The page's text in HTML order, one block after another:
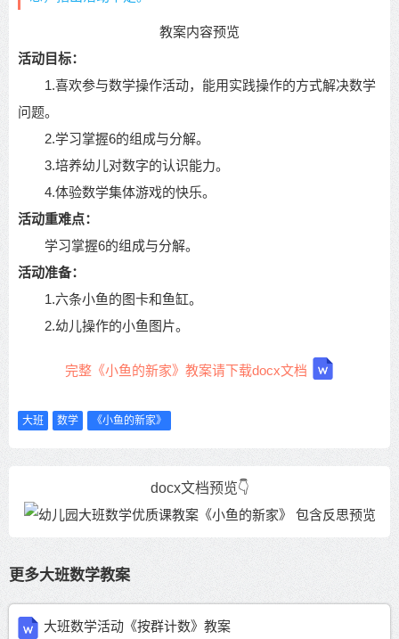
教案内容预览
活动目标：
1.喜欢参与数学操作活动，能用实践操作的方式解决数学
问题。
2.学习掌握6的组成与分解。
3.培养幼儿对数字的认识能力。
4.体验数学集体游戏的快乐。
活动重难点：
学习掌握6的组成与分解。
活动准备：
1.六条小鱼的图卡和鱼缸。
2.幼儿操作的小鱼图片。
完整《小鱼的新家》教案请下载docx文档
大班 数学 《小鱼的新家》
docx文档预览👇
更多大班数学教案
大班数学活动《按群计数》教案